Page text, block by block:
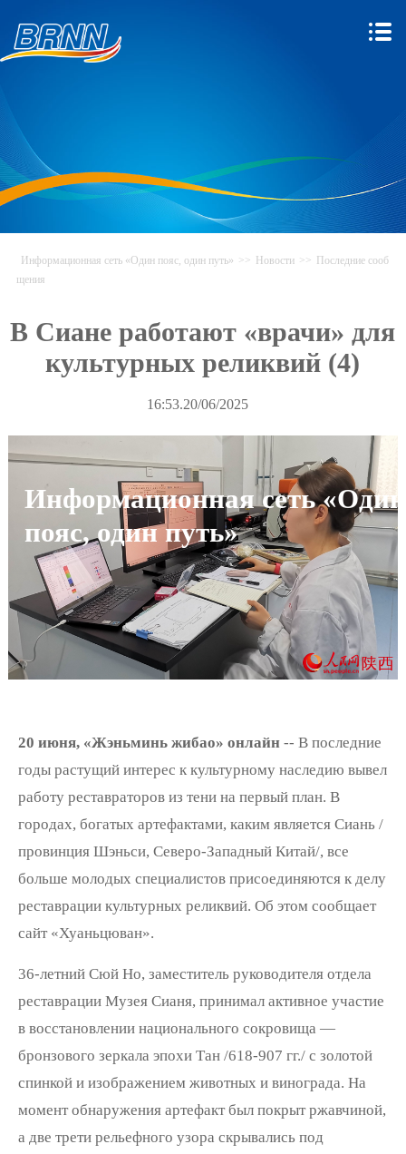
Информационная сеть «Один
пояс, один путь»
Информационная сеть «Один пояс, один путь» >> Новости >> Последние сооб
щения
В Сиане работают «врачи» для
культурных реликвий (4)
16:53.20/06/2025
20 июня, «Жэньминь жибао» онлайн-- В последние
годы растущий интерес к культурному наследию вывел
работу реставраторов из тени на первый план. В
городах, богатых артефактами, каким является Сиань /
провинция Шэньси, Северо-Западный Китай/, все
больше молодых специалистов присоединяются к делу
реставрации культурных реликвий. Об этом сообщает
сайт «Хуаньцюван».
36-летний Сюй Но, заместитель руководителя отдела
реставрации Музея Сианя, принимал активное участие
в восстановлении национального сокровища —
бронзового зеркала эпохи Тан /618-907 гг./ с золотой
спинкой и изображением животных и винограда. На
момент обнаружения артефакт был покрыт ржавчиной,
а две трети рельефного узора скрывались под